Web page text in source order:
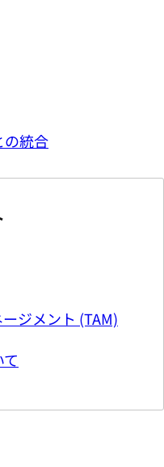
の統合
ジメント (TAM)